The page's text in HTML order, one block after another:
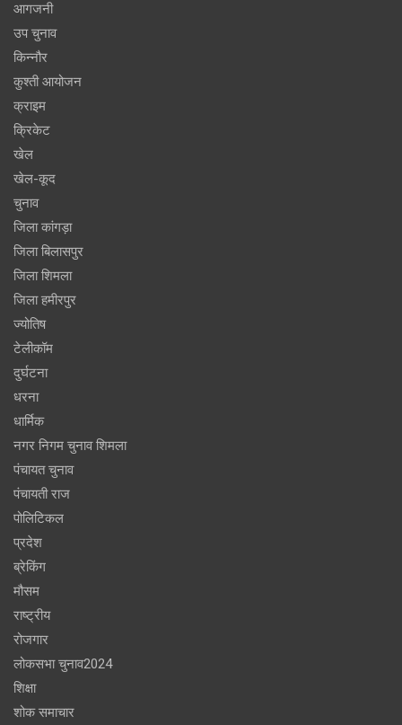
आगजनी
उप चुनाव
किन्नौर
कुश्ती आयोजन
क्राइम
क्रिकेट
खेल
खेल-कूद
चुनाव
जिला कांगड़ा
जिला बिलासपुर
जिला शिमला
जिला हमीरपुर
ज्योतिष
टेलीकॉम
दुर्घटना
धरना
धार्मिक
नगर निगम चुनाव शिमला
पंचायत चुनाव
पंचायती राज
पोलिटिकल
प्रदेश
ब्रेकिंग
मौसम
राष्ट्रीय
रोजगार
लोकसभा चुनाव2024
शिक्षा
शोक समाचार